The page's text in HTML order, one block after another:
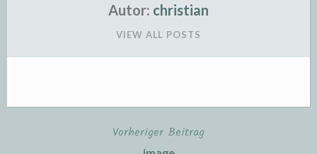
Autor: christian
VIEW ALL POSTS
Vorheriger Beitrag